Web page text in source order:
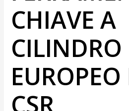
CHIAVE A
CILINDRO
EUROPEO
CSR